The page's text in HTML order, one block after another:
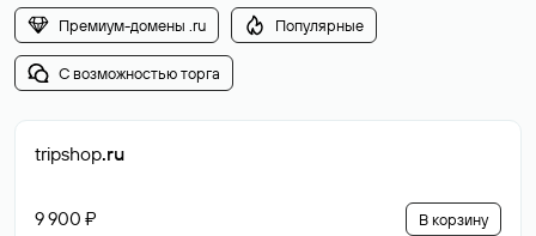
Премиум-домены .ru Популярные
С возможностью торга
tripshop.ru
9 900 ₽ В корзину